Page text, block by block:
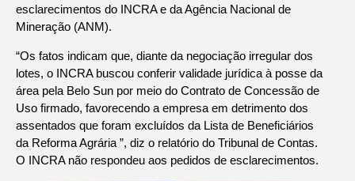
esclarecimentos do INCRA e da Agência Nacional de
Mineração (ANM).
“Os fatos indicam que, diante da negociação irregular dos
lotes, o INCRA buscou conferir validade jurídica à posse da
área pela Belo Sun por meio do Contrato de Concessão de
Uso firmado, favorecendo a empresa em detrimento dos
assentados que foram excluídos da Lista de Beneficiários
da Reforma Agrária ”, diz o relatório do Tribunal de Contas.
O INCRA não respondeu aos pedidos de esclarecimentos.